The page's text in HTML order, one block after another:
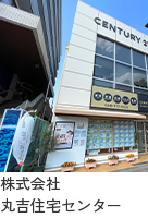
株式会社
丸吉住宅センター